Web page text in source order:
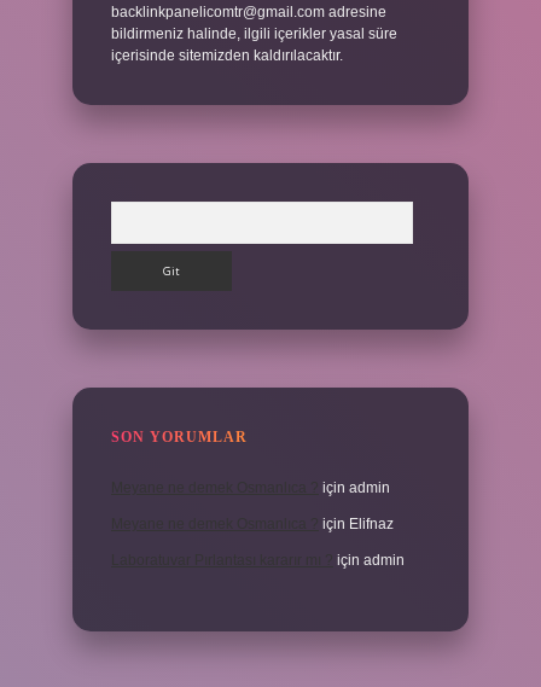
backlinkpanelicomtr@gmail.com adresine
bildirmeniz halinde, ilgili içerikler yasal süre
içerisinde sitemizden kaldırılacaktır.
SON YORUMLAR
için admin
için Elifnaz
için admin